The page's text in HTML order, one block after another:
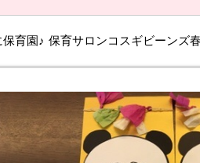
育園♪ 保育サロンコスギビーンズ